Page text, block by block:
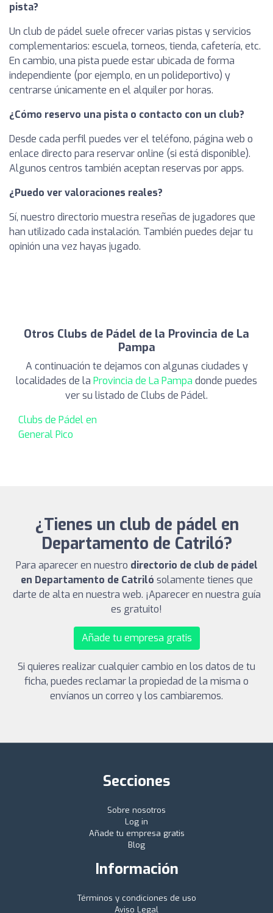
pista?
Un club de pádel suele ofrecer varias pistas y servicios
complementarios: escuela, torneos, tienda, cafetería, etc.
En cambio, una pista puede estar ubicada de forma
independiente (por ejemplo, en un polideportivo) y
centrarse únicamente en el alquiler por horas.
¿Cómo reservo una pista o contacto con un club?
Desde cada perfil puedes ver el teléfono, página web o
enlace directo para reservar online (si está disponible).
Algunos centros también aceptan reservas por apps.
¿Puedo ver valoraciones reales?
Sí, nuestro directorio muestra reseñas de jugadores que
han utilizado cada instalación. También puedes dejar tu
opinión una vez hayas jugado.
Otros Clubs de Pádel de la Provincia de La
Pampa
A continuación te dejamos con algunas ciudades y
localidades de la Provincia de La Pampa donde puedes
ver su listado de Clubs de Pádel.
Clubs de Pádel en
General Pico
¿Tienes un club de pádel en
Departamento de Catriló?
Para aparecer en nuestro directorio de club de pádel
en Departamento de Catriló solamente tienes que
darte de alta en nuestra web. ¡Aparecer en nuestra guía
es gratuito!
Añade tu empresa gratis
Si quieres realizar cualquier cambio en los datos de tu
ficha, puedes reclamar la propiedad de la misma o
envíanos un correo y los cambiaremos.
Secciones
Sobre nosotros
Log in
Añade tu empresa gratis
Blog
Información
Términos y condiciones de uso
Aviso Legal